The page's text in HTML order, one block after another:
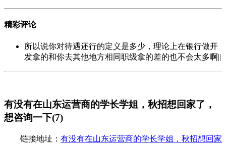
精彩评论
所以说你对待遇还行的定义是多少，理论上在银行做开
发拿的和你去其他地方相同职级拿的差的也不会太多啊||
有没有在山东运营商的学长学姐，秋招想回家了，
想咨询一下(7)
链接地址： 有没有在山东运营商的学长学姐，秋招想回家